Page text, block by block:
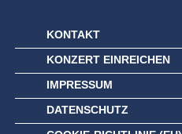
KONTAKT
KONZERT EINREICHEN
IMPRESSUM
DATENSCHUTZ